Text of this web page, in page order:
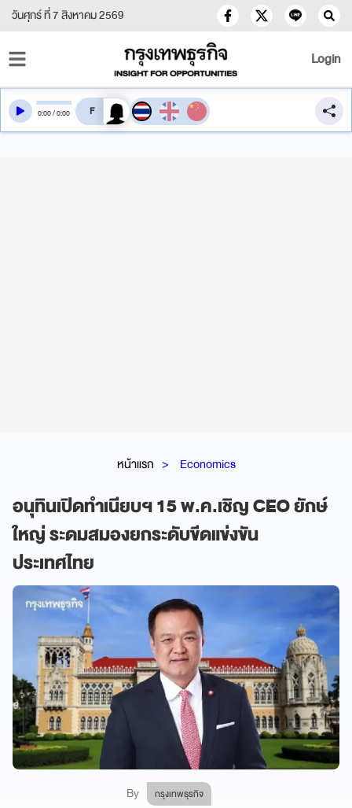
วันศุกร์ ที่ 7 สิงหาคม 2569
Login
หน้าแรก Economics
อนุทินเปิดทำเนียบฯ 15 พ.ค.เชิญ CEO ยักษ์
ใหญ่ ระดมสมองยกระดับขีดแข่งขัน
ประเทศไทย
By กรุงเทพธุรกิจ
0:00/0:00 สลับเสียงอ่าน